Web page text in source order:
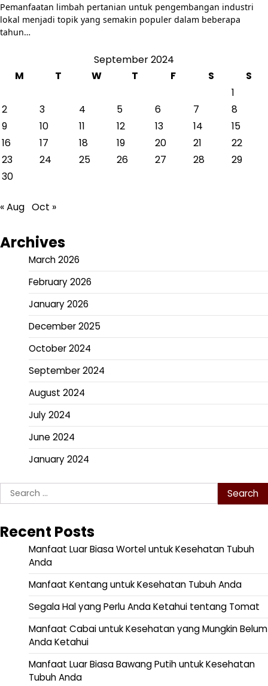
Pemanfaatan limbah pertanian untuk pengembangan industri
lokal menjadi topik yang semakin populer dalam beberapa
tahun…
September 2024
M
T W T F S
S
1
2
3 4 5 6 7
8
9
10 11 12 13 14
15
16
17 18 19 20 21
22
23
24 25 26 27 28
29
30
« Aug Oct »
Archives
March 2026
February 2026
January 2026
December 2025
October 2024
September 2024
August 2024
July 2024
June 2024
January 2024
Search
for:
Recent Posts
Manfaat Luar Biasa Wortel untuk Kesehatan Tubuh
Anda
Manfaat Kentang untuk Kesehatan Tubuh Anda
Segala Hal yang Perlu Anda Ketahui tentang Tomat
Manfaat Cabai untuk Kesehatan yang Mungkin Belum
Anda Ketahui
Manfaat Luar Biasa Bawang Putih untuk Kesehatan
Tubuh Anda